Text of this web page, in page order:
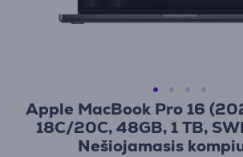
Apple MacBook Pro 16
18C/20C, 48GB, 1 TB,
Nešiojamasis